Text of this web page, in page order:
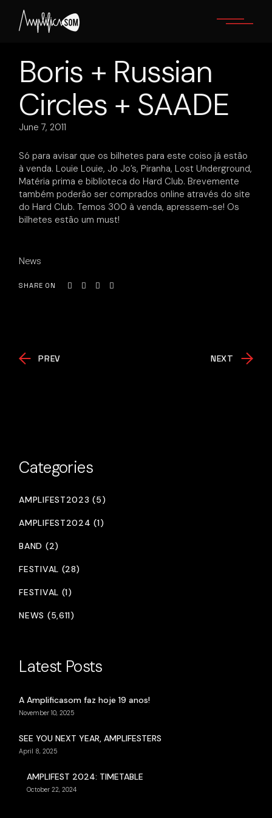
content
Boris + Russian
Circles + SAADE
June 7, 2011
Só para avisar que os bilhetes para este coiso já estão
à venda. Louie Louie, Jo Jo’s, Piranha, Lost Underground,
Matéria prima e biblioteca do Hard Club. Brevemente
também poderão ser comprados online através do site
do Hard Club. Temos 300 à venda, apressem-se! Os
bilhetes estão um must!
News
SHARE ON
PREV NEXT
Categories
AMPLIFEST2023 (5)
AMPLIFEST2024 (1)
BAND (2)
FESTIVAL (28)
FESTIVAL (1)
NEWS (5,611)
Latest Posts
A Amplificasom faz hoje 19 anos!
November 10, 2025
SEE YOU NEXT YEAR, AMPLIFESTERS
April 8, 2025
AMPLIFEST 2024: TIMETABLE
October 22, 2024